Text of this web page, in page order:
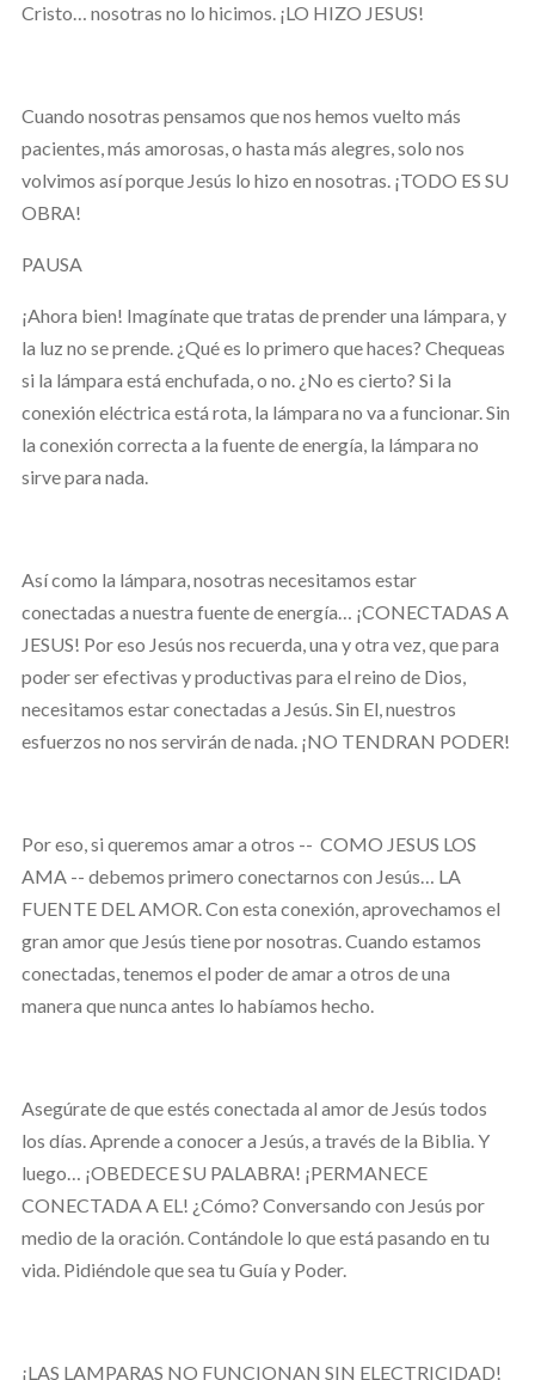
Cristo… nosotras no lo hicimos. ¡LO HIZO JESUS!
Cuando nosotras pensamos que nos hemos vuelto más
pacientes, más amorosas, o hasta más alegres, solo nos
volvimos así porque Jesús lo hizo en nosotras. ¡TODO ES SU
OBRA!
PAUSA
¡Ahora bien! Imagínate que tratas de prender una lámpara, y
la luz no se prende. ¿Qué es lo primero que haces? Chequeas
si la lámpara está enchufada, o no. ¿No es cierto? Si la
conexión eléctrica está rota, la lámpara no va a funcionar. Sin
la conexión correcta a la fuente de energía, la lámpara no
sirve para nada.
Así como la lámpara, nosotras necesitamos estar
conectadas a nuestra fuente de energía… ¡CONECTADAS A
JESUS! Por eso Jesús nos recuerda, una y otra vez, que para
poder ser efectivas y productivas para el reino de Dios,
necesitamos estar conectadas a Jesús. Sin El, nuestros
esfuerzos no nos servirán de nada. ¡NO TENDRAN PODER!
Por eso, si queremos amar a otros -- COMO JESUS LOS
AMA -- debemos primero conectarnos con Jesús… LA
FUENTE DEL AMOR. Con esta conexión, aprovechamos el
gran amor que Jesús tiene por nosotras. Cuando estamos
conectadas, tenemos el poder de amar a otros de una
manera que nunca antes lo habíamos hecho.
Asegúrate de que estés conectada al amor de Jesús todos
los días. Aprende a conocer a Jesús, a través de la Biblia. Y
luego… ¡OBEDECE SU PALABRA! ¡PERMANECE
CONECTADA A EL! ¿Cómo? Conversando con Jesús por
medio de la oración. Contándole lo que está pasando en tu
vida. Pidiéndole que sea tu Guía y Poder.
¡LAS LAMPARAS NO FUNCIONAN SIN ELECTRICIDAD!